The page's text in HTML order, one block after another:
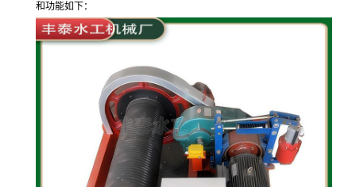
和功能如下：